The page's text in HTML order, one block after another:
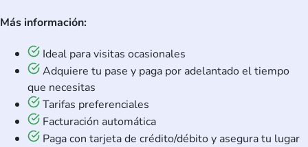
Más información:
Ideal para visitas ocasionales
Adquiere tu pase y paga por adelantado el tiempo
que necesitas
Tarifas preferenciales
Facturación automática
Paga con tarjeta de crédito/débito y asegura tu lugar